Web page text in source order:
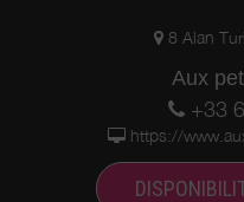
8 Alan
Aux
+33
https://